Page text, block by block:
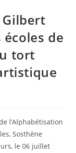
de
tort
l’Alphabétisation
Sosthène
le 06 juillet